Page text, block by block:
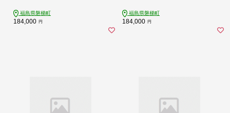
福島県磐梯町
184,000 円
福島県磐梯町
184,000 円